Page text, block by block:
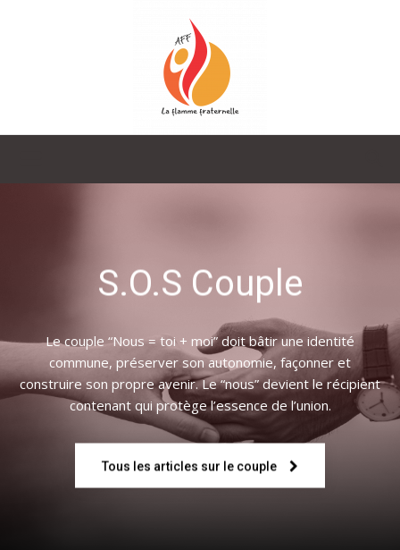
Fraternelle
–
S.O.S Couple
Le couple “Nous = toi + moi” doit bâtir une identité
commune, préserver son autonomie, façonner et
construire son propre avenir. Le “nous” devient le récipient
contenant qui protège l’essence de l’union.
Tous les articles sur le couple